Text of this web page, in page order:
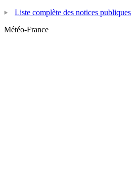
Liste complète des notices publiques
Météo-France